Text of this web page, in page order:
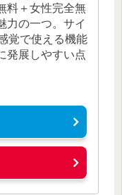
料＋女性完全無
力の一つ。サイ
覚で使える機能
発展しやすい点